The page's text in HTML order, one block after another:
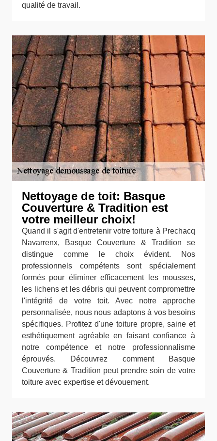
qualité de travail.
Nettoyage de toit: Basque
Couverture & Tradition est
votre meilleur choix!
Quand il s'agit d'entretenir votre toiture à Prechacq
Navarrenx, Basque Couverture & Tradition se
distingue comme le choix évident. Nos
professionnels compétents sont spécialement
formés pour éliminer efficacement les mousses,
les lichens et les débris qui peuvent compromettre
l'intégrité de votre toit. Avec notre approche
personnalisée, nous nous adaptons à vos besoins
spécifiques. Profitez d'une toiture propre, saine et
esthétiquement agréable en faisant confiance à
notre compétence et notre professionnalisme
éprouvés. Découvrez comment Basque
Couverture & Tradition peut prendre soin de votre
toiture avec expertise et dévouement.